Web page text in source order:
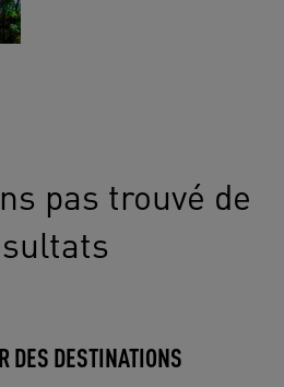
pas trouvé de
DES DESTINATIONS